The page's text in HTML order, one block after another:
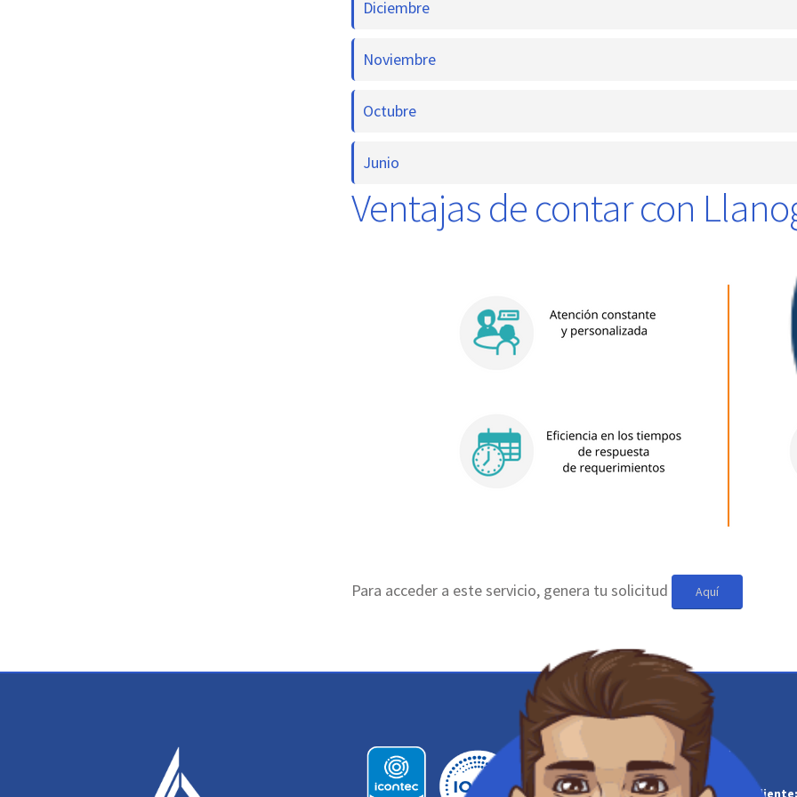
Diciembre
Noviembre
Octubre
Junio
Ventajas de contar con
Para acceder a este servicio, genera tu solicitud Aquí
Contáctanos:
Línea de Atención al Cliente: